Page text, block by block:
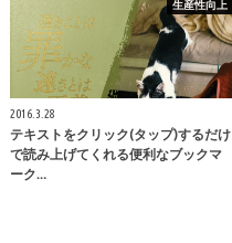
生産性向上
2016.3.28
テキストをクリック(タップ)するだけ
で読み上げてくれる便利なブックマ
ーク…